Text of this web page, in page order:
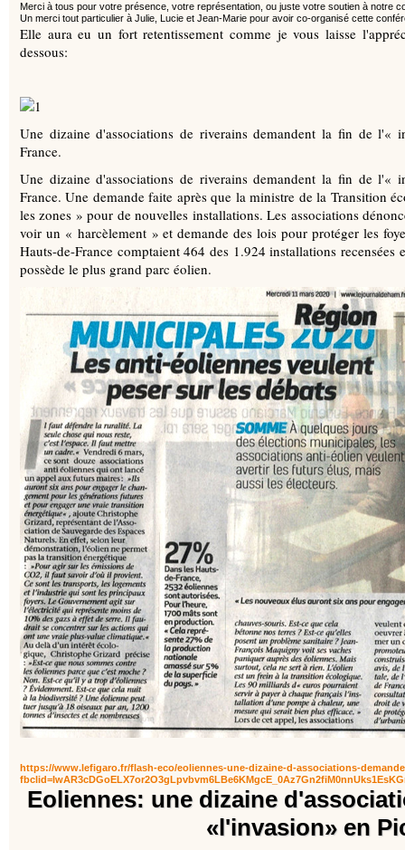
Merci à tous pour votre présence, votre représentation, ou juste votre soutien à notre
Un merci tout particulier à Julie, Lucie et Jean-Marie pour avoir co-organisé cette
Elle aura eu un fort retentissement comme je vous laisse
dessous:
Une dizaine d'associations de riverains demandent la fin de l'«
France.
Une dizaine d'associations de riverains demandent la fin de l'«
France. Une demande faite après que la ministre de la Transition
les zones » pour de nouvelles installations. Les associations
voir un « harcèlement » et demande des lois pour protéger les
Hauts-de-France comptaient 464 des 1.924 installations
possède le plus grand parc éolien.
https://www.lefigaro.fr/flash-eco/eoliennes-une-dizaine-d-associations-
Eoliennes: une dizaine
«l'invasion» en